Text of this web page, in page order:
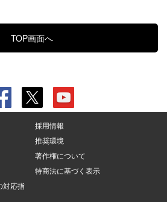
採用情報
推奨環境
著作権について
特商法に基づく表示
対応指